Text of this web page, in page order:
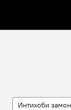
Интихоби замон